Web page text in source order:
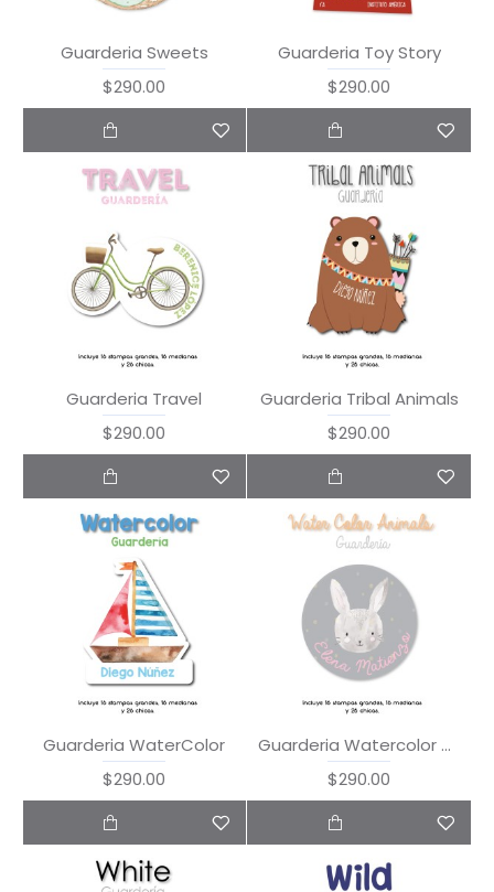
Guarderia Sweets
$290.00
Guarderia Toy Story
$290.00
Guarderia Travel
$290.00
Guarderia Tribal Animals
$290.00
Guarderia WaterColor
$290.00
Guarderia Watercolor Animals
$290.00